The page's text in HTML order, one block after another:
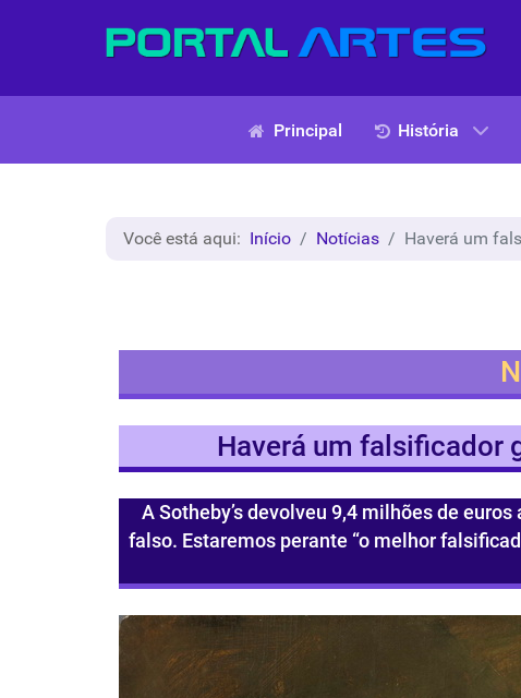
Principal História
Você está aqui: Início Notícias Haverá um
Haverá um falsificador
A Sotheby’s devolveu 9,4 milhões de
falso. Estaremos perante “o melhor